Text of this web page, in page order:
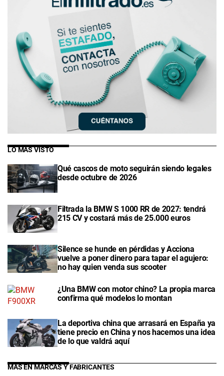
LO MÁS VISTO
Qué cascos de moto seguirán siendo legales
desde octubre de 2026
Filtrada la BMW S 1000 RR de 2027: tendrá
215 CV y costará más de 25.000 euros
Silence se hunde en pérdidas y Acciona
vuelve a poner dinero para tapar el agujero:
no hay quien venda sus scooter
¿Una BMW con motor chino? La propia marca
confirma qué modelos lo montan
La deportiva china que arrasará en España ya
tiene precio en China y nos hacemos una idea
de lo que valdrá aquí
MÁS EN MARCAS Y FABRICANTES